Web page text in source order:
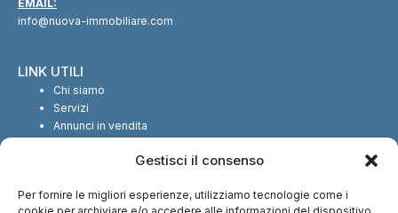
Gestisci il consenso
Per fornire le migliori esperienze, utilizziamo tecnologie come i
EMAIL:
info@nuova-immobiliare.com
LINK UTILI
Chi siamo
Servizi
Annunci in vendita
SEGUICI SUI SOCIAL